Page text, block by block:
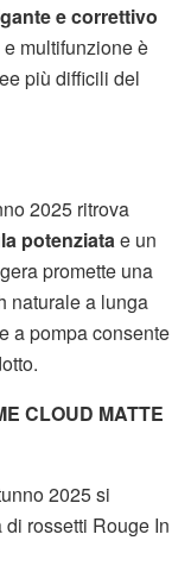
e correttivo
e multifunzione è
più difficili del
2025 ritrova
potenziatae un
promette una
naturale a lunga
a pompa consente
CLOUD MATTE
2025 si
rossetti Rouge In